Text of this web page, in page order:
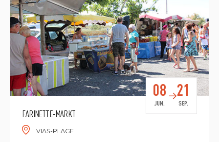
FARINETTE-MARKT
VIAS-PLAGE
08
JUN.
21
SEP.